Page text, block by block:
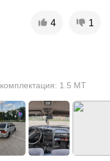
4 1
комплектация: 1.5 MT